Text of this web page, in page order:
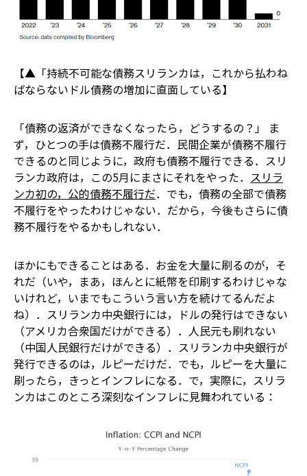
【▲「持続不可能な債務――スリランカは，これから払わね
ばならないドル債務の増加に直面している】
「債務の返済ができなくなったら，どうするの？」 ま
ず，ひとつの手は債務不履行だ．民間企業が債務不履行
できるのと同じように，政府も債務不履行できる．スリ
ランカ政府は，この5月にまさにそれをやった． スリラ
ンカ初の，公的債務不履行だ．でも，債務の全部で債務
不履行をやったわけじゃない．だから，今後もさらに債
務不履行をやるかもしれない．
ほかにもできることはある．お金を大量に刷るのが，そ
れだ（いや，まあ，ほんとに紙幣を印刷するわけじゃな
いけれど，いまでもこういう言い方を続けてるんだよ
ね）．スリランカ中央銀行には，ドルの発行はできない
（アメリカ合衆国だけができる）．人民元も刷れない
（中国人民銀行だけができる）．スリランカ中央銀行が
発行できるのは，ルピーだけだ．でも，ルピーを大量に
刷ったら，きっとインフレになる．で，実際に，スリラ
ンカはこのところ深刻なインフレに見舞われている：